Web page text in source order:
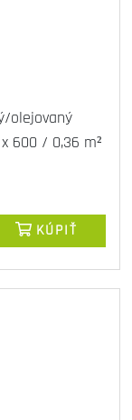
olejovaný
600 / 0,36 m²
KÚPIŤ